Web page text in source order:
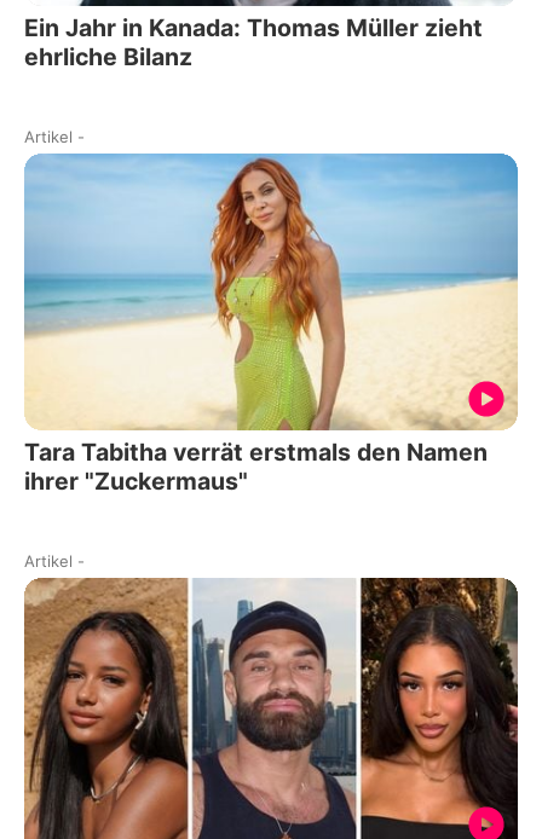
Ein Jahr in Kanada: Thomas Müller zieht
ehrliche Bilanz
Artikel -
Tara Tabitha verrät erstmals den Namen
ihrer "Zuckermaus"
Artikel -